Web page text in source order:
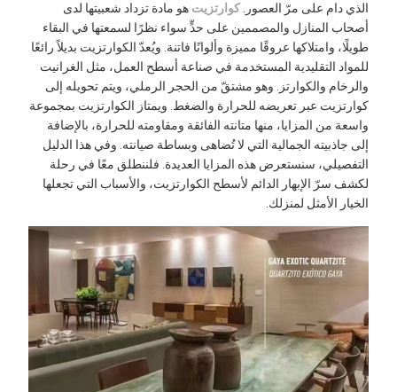
دام على مرّ العصور.كوارتزيت هو مادة تزداد شعبيتها لدى
المنازل والمصممين على حدٍّ سواء نظرًا لسمعتها في البقاء
وامتلاكها عروقًا مميزة وألوانًا فاتنة. ويُعدّ الكوارتزيت بديلاً رائعًا
التقليدية المستخدمة في صناعة أسطح العمل، مثل الغرانيت
والكوارتز. وهو مشتقّ من الحجر الرملي، ويتم تحويله إلى
عبر تعريضه للحرارة والضغط. ويمتاز الكوارتزيت بمجموعة
من المزايا، منها متانته الفائقة ومقاومته للحرارة، بالإضافة
جاذبيته الجمالية التي لا تُضاهى وبساطة صيانته. وفي هذا الدليل
سنستعرض هذه المزايا العديدة. فلننطلق معًا في رحلة
سرّ الإبهار الدائم لأسطح الكوارتزيت، والأسباب التي تجعلها
الأمثل لمنزلك.